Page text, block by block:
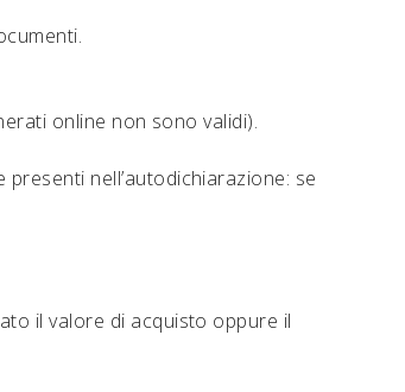
online non sono validi).
nell’autodichiarazione: se
il valore di acquisto oppure il